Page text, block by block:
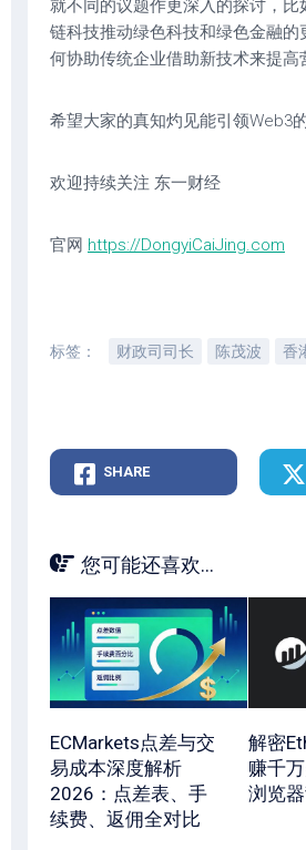
就不同的议题作更深入的探讨，比
链科技推动绿色科技和绿色金融的
何协助传统企业借助新技术来提高
希望大家的真知灼见能引领Web3
欢迎持续关注 东一财经
官网 https://DongyiCaiJing.com
标签： 财政司司长 陈茂波 香
SHARE
您可能还喜欢...
ECMarkets点差与交
易成本深度解析
2026：点差表、手
续费、返佣全对比
解密
赚千
浏览